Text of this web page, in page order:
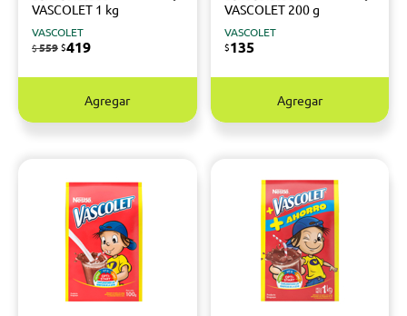
VASCOLET 1 kg
VASCOLET
$559 $419
Agregar
VASCOLET 200 g
VASCOLET
$135
Agregar